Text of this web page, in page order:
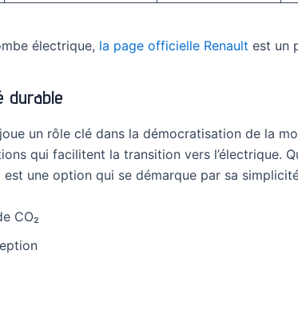
électrique, la page officielle Renault est un
durable
un rôle clé dans la démocratisation de la
qui facilitent la transition vers l’électrique.
une option qui se démarque par sa
CO₂